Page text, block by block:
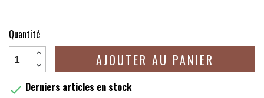
Quantité
AJOUTER AU PANIER
 Derniers articles en stock